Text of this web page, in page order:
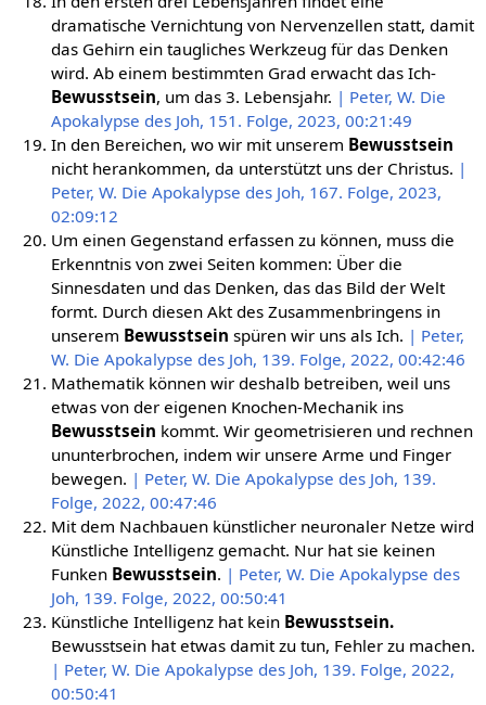
dramatische Vernichtung von Nervenzellen statt, damit
das Gehirn ein taugliches Werkzeug für das Denken
wird. Ab einem bestimmten Grad erwacht das Ich-
Bewusstsein, um das 3. Lebensjahr. | Peter, W. Die
Apokalypse des Joh, 151. Folge, 2023, 00:21:49
In den Bereichen, wo wir mit unserem Bewusstsein
nicht herankommen, da unterstützt uns der Christus. |
Peter, W. Die Apokalypse des Joh, 167. Folge, 2023,
02:09:12
Um einen Gegenstand erfassen zu können, muss die
Erkenntnis von zwei Seiten kommen: Über die
Sinnesdaten und das Denken, das das Bild der Welt
formt. Durch diesen Akt des Zusammenbringens in
unserem Bewusstsein spüren wir uns als Ich. | Peter,
W. Die Apokalypse des Joh, 139. Folge, 2022, 00:42:46
Mathematik können wir deshalb betreiben, weil uns
etwas von der eigenen Knochen-Mechanik ins
Bewusstsein kommt. Wir geometrisieren und rechnen
ununterbrochen, indem wir unsere Arme und Finger
bewegen. | Peter, W. Die Apokalypse des Joh, 139.
Folge, 2022, 00:47:46
Mit dem Nachbauen künstlicher neuronaler Netze wird
Künstliche Intelligenz gemacht. Nur hat sie keinen
Funken Bewusstsein. | Peter, W. Die Apokalypse des
Joh, 139. Folge, 2022, 00:50:41
Künstliche Intelligenz hat kein Bewusstsein.
Bewusstsein hat etwas damit zu tun, Fehler zu machen.
| Peter, W. Die Apokalypse des Joh, 139. Folge, 2022,
00:50:41